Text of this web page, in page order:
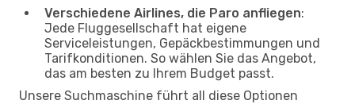
Verschiedene Airlines, die Paro anfliegen:
Jede Fluggesellschaft hat eigene
Serviceleistungen, Gepäckbestimmungen und
Tarifkonditionen. So wählen Sie das Angebot,
das am besten zu Ihrem Budget passt.
Unsere Suchmaschine führt all diese Optionen